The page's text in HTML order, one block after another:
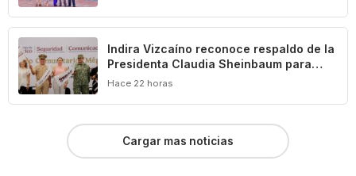
Indira Vizcaíno reconoce respaldo de la
Presidenta Claudia Sheinbaum para
impulsar el desarrollo de Manzanillo y
Hace 22 horas
Cargar mas noticias